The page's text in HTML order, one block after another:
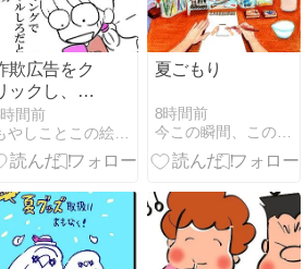
欺広告をク
ックし、ス
ホを初期化
たが
間前
夏ごもり
8時間前
今この瞬間、この場所に、全宇宙が開いている♪